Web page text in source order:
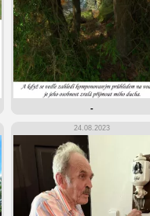
-
24.08.2023